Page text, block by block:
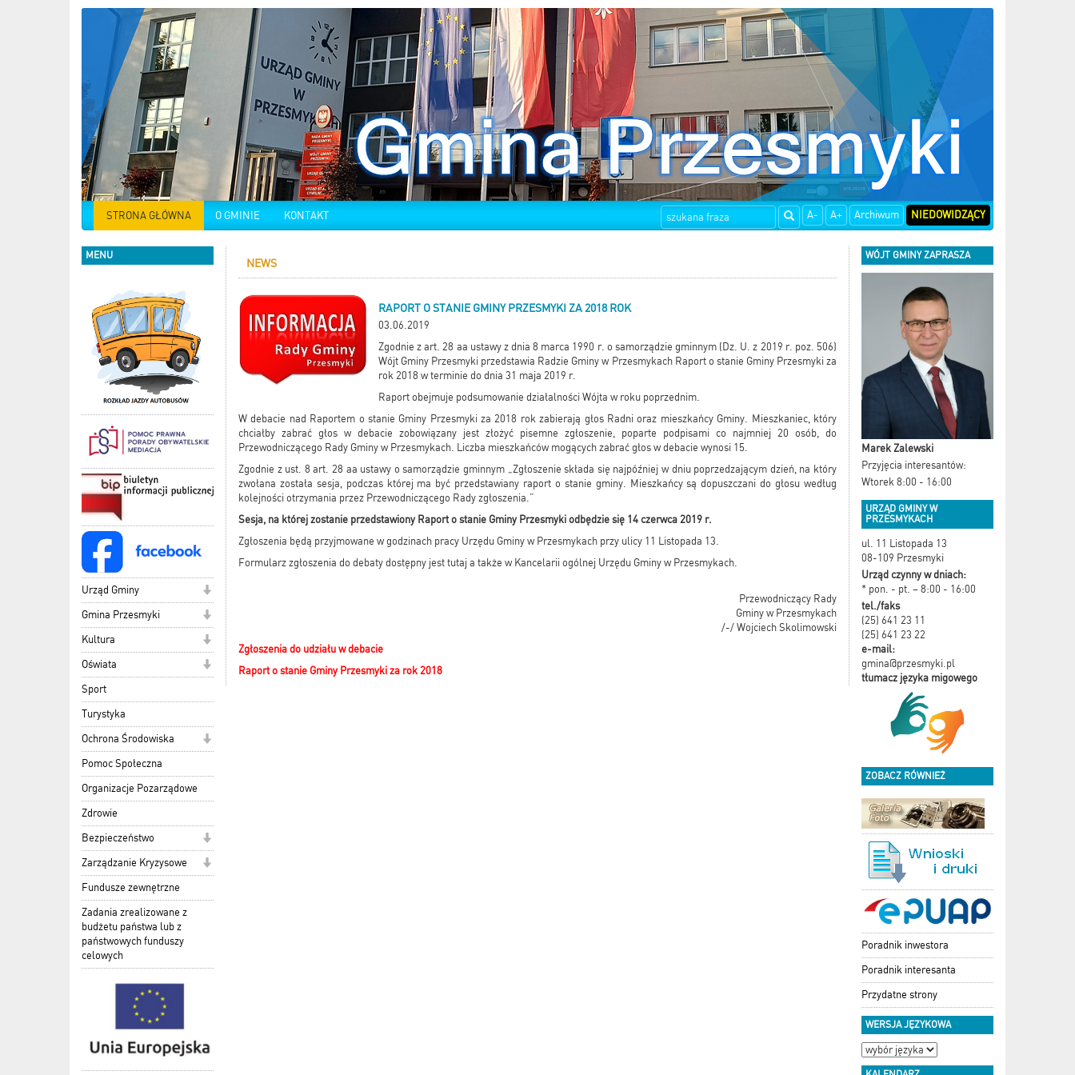
STRONA GŁÓWNA O GMINIE KONTAKT A- A+ Archiwum NIEDOWIDZĄCY
MENU
Urząd Gminy
Gmina Przesmyki
Kultura
Oświata
Sport
Turystyka
Ochrona Środowiska
Pomoc Społeczna
Organizacje Pozarządowe
Zdrowie
Bezpieczeństwo
Zarządzanie Kryzysowe
Fundusze zewnętrzne
Zadania zrealizowane z
budżetu państwa lub z
państwowych funduszy
celowych
NEWS
RAPORT O STANIE GMINY PRZESMYKI ZA 2018 ROK
03.06.2019
Zgodnie z art. 28 aa ustawy z dnia 8 marca 1990 r. o samorządzie gminnym (Dz. U. z 2019 r. poz. 506)
Wójt Gminy Przesmyki przedstawia Radzie Gminy w Przesmykach Raport o stanie Gminy Przesmyki za
rok 2018 w terminie do dnia 31 maja 2019 r.
Raport obejmuje podsumowanie działalności Wójta w roku poprzednim.
W debacie nad Raportem o stanie Gminy Przesmyki za 2018 rok zabierają głos Radni oraz mieszkańcy Gminy. Mieszkaniec, który
chciałby zabrać głos w debacie zobowiązany jest złożyć pisemne zgłoszenie, poparte podpisami co najmniej 20 osób, do
Przewodniczącego Rady Gminy w Przesmykach. Liczba mieszkańców mogących zabrać głos w debacie wynosi 15.
Zgodnie z ust. 8 art. 28 aa ustawy o samorządzie gminnym „Zgłoszenie składa się najpóźniej w dniu poprzedzającym dzień, na który
zwołana została sesja, podczas której ma być przedstawiany raport o stanie gminy. Mieszkańcy są dopuszczani do głosu według
kolejności otrzymania przez Przewodniczącego Rady zgłoszenia.”
Sesja, na której zostanie przedstawiony Raport o stanie Gminy Przesmyki odbędzie się 14 czerwca 2019 r.
Zgłoszenia będą przyjmowane w godzinach pracy Urzędu Gminy w Przesmykach przy ulicy 11 Listopada 13.
Formularz zgłoszenia do debaty dostępny jest tutaj a także w Kancelarii ogólnej Urzędu Gminy w Przesmykach.
Przewodniczący Rady
Gminy w Przesmykach
/-/ Wojciech Skolimowski
Zgłoszenia do udziału w debacie
Raport o stanie Gminy Przesmyki za rok 2018
WÓJT GMINY ZAPRASZA
Marek Zalewski
Przyjęcia interesantów:
Wtorek 8:00 - 16:00
URZĄD GMINY W
PRZESMYKACH
ul. 11 Listopada 13
08-109 Przesmyki
Urząd czynny w dniach:
* pon. - pt. – 8:00 - 16:00
tel./faks
(25) 641 23 11
(25) 641 23 22
e-mail:
gmina@przesmyki.pl
tłumacz języka migowego
ZOBACZ RÓWNIEŻ
Poradnik inwestora
Poradnik interesanta
Przydatne strony
WERSJA JĘZYKOWA